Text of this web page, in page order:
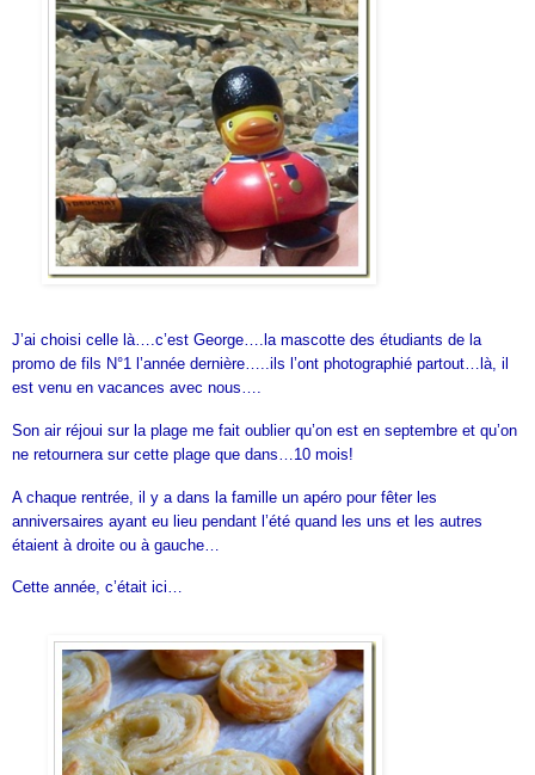
J’ai choisi celle là….c’est George….la mascotte des étudiants de la
promo de fils N°1 l’année dernière…..ils l’ont photographié partout…là, il
est venu en vacances avec nous….
Son air réjoui sur la plage me fait oublier qu’on est en septembre et qu’on
ne retournera sur cette plage que dans…10 mois!
A chaque rentrée, il y a dans la famille un apéro pour fêter les
anniversaires ayant eu lieu pendant l’été quand les uns et les autres
étaient à droite ou à gauche…
Cette année, c’était ici…